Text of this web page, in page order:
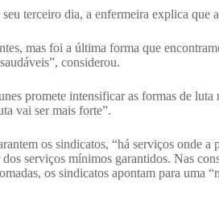
terceiro dia, a enfermeira explica que
mas foi a última forma que
considerou.
promete intensificar as formas de
vai ser mais forte”.
os sindicatos, “há serviços onde a
dos serviços mínimos garantidos.Nas
os sindicatos apontam para uma